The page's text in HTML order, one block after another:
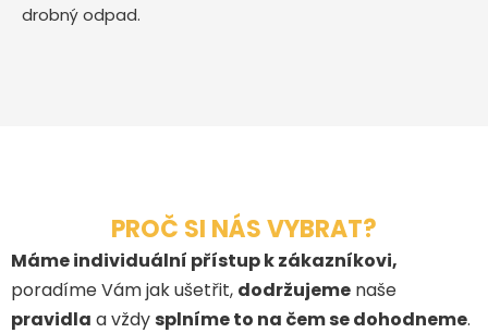
drobný odpad.
PROČ SI NÁS VYBRAT?
Máme individuální přístup k zákazníkovi,
poradíme Vám jak ušetřit, dodržujeme naše
pravidla a vždy splníme to na čem se dohodneme.